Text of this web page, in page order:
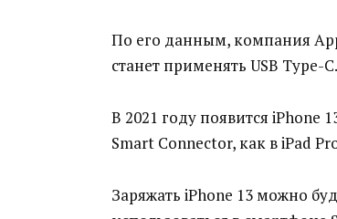
По его данным, компания
станет применять USB Type-C.
В 2021 году появится iPhone
Smart Connector, как в iPad
Заряжать iPhone 13 можно